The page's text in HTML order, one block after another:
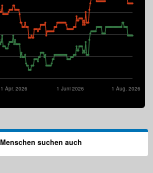
1 Aug. 2026
1 Juni 2026
1 Apr. 2026
Menschen suchen auch